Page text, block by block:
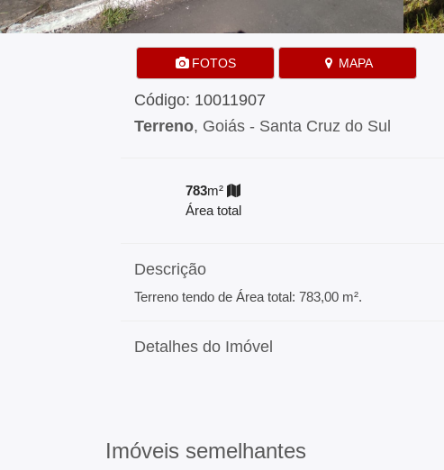
FOTOS MAPA
Código: 10011907
Terreno, Goiás - Santa Cruz do Sul
783m²
Área total
Descrição
Terreno tendo de Área total: 783,00 m².
Detalhes do Imóvel
Imóveis semelhantes